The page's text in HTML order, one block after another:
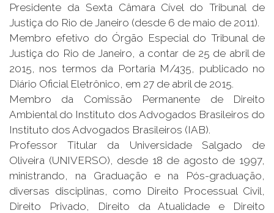
Presidente da Sexta Câmara Cível do Tribunal de
Justiça do Rio de Janeiro (desde 6 de maio de 2011).
Membro efetivo do Órgão Especial do Tribunal de
Justiça do Rio de Janeiro, a contar de 25 de abril de
2015, nos termos da Portaria M/435, publicado no
Diário Oficial Eletrônico, em 27 de abril de 2015.
Membro da Comissão Permanente de Direito
Ambiental do Instituto dos Advogados Brasileiros do
Instituto dos Advogados Brasileiros (IAB).
Professor Titular da Universidade Salgado de
Oliveira (UNIVERSO), desde 18 de agosto de 1997,
ministrando, na Graduação e na Pós-graduação,
diversas disciplinas, como Direito Processual Civil,
Direito Privado, Direito da Atualidade e Direito